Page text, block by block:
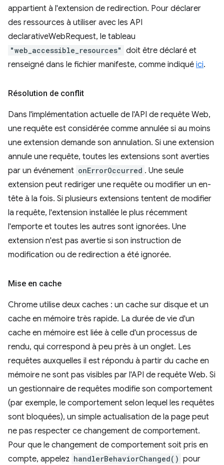
appartient à l'extension de redirection. Pour déclarer
des ressources à utiliser avec les API
declarativeWebRequest, le tableau
"web_accessible_resources" doit être déclaré et
renseigné dans le fichier manifeste, comme indiqué ici.
Résolution de conflit
Dans l'implémentation actuelle de l'API de requête Web,
une requête est considérée comme annulée si au moins
une extension demande son annulation. Si une extension
annule une requête, toutes les extensions sont averties
par un événement onErrorOccurred . Une seule
extension peut rediriger une requête ou modifier un en-
tête à la fois. Si plusieurs extensions tentent de modifier
la requête, l'extension installée le plus récemment
l'emporte et toutes les autres sont ignorées. Une
extension n'est pas avertie si son instruction de
modification ou de redirection a été ignorée.
Mise en cache
Chrome utilise deux caches : un cache sur disque et un
cache en mémoire très rapide. La durée de vie d'un
cache en mémoire est liée à celle d'un processus de
rendu, qui correspond à peu près à un onglet. Les
requêtes auxquelles il est répondu à partir du cache en
mémoire ne sont pas visibles par l'API de requête Web. Si
un gestionnaire de requêtes modifie son comportement
(par exemple, le comportement selon lequel les requêtes
sont bloquées), un simple actualisation de la page peut
ne pas respecter ce changement de comportement.
Pour que le changement de comportement soit pris en
compte, appelez handlerBehaviorChanged() pour